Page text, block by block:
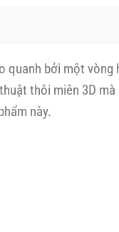
quanh bởi một vòng
thôi miên 3D mà
này.